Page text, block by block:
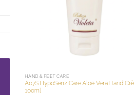
HAND & FEET CARE
A07S HypoSenz Care Aloë Vera Hand
100ml